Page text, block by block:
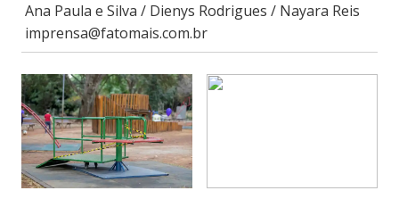
Ana Paula e Silva / Dienys Rodrigues / Nayara Reis
imprensa@fatomais.com.br